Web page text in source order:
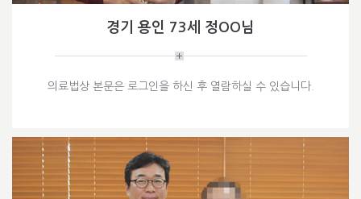
경기 용인 73세 정OO님
의료법상 본문은 로그인을 하신 후 열람하실 수 있습니다.